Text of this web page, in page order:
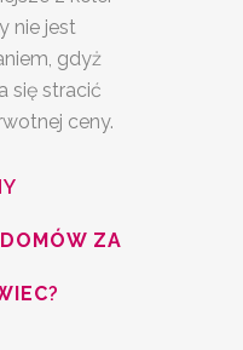
nie jest
gdyż
się stracić
ceny.
ZA
?